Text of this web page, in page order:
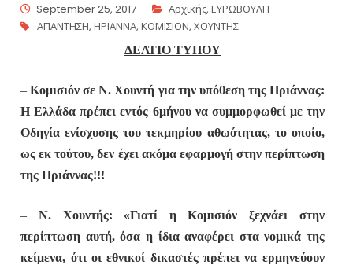
September 25, 2017 Αρχικής,ΕΥΡΩΒΟΥΛΗ
ΑΠΑΝΤΗΣΗ,ΗΡΙΑΝΝΑ,ΚΟΜΙΣΙΟΝ,ΧΟΥΝΤΗΣ
ΔΕΛΤΙΟ ΤΥΠΟΥ
–Κομισιόν σε Ν. Χουντή για την υπόθεση της Ηριάννας:
Η Ελλάδα πρέπει εντός 6μήνου να συμμορφωθεί με την
Οδηγία ενίσχυσης του τεκμηρίου αθωότητας, το οποίο,
ως εκ τούτου, δεν έχει ακόμα εφαρμογή στην περίπτωση
της Ηριάννας!!!
– Ν. Χουντής: «Γιατί η Κομισιόν ξεχνάει στην
περίπτωση αυτή, όσα η ίδια αναφέρει στα νομικά της
κείμενα, ότι οι εθνικοί δικαστές πρέπει να ερμηνεύουν